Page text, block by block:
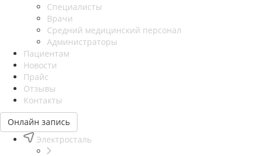
Специалисты
Врачи
Средний медицинский персонал
Администраторы
Пациентам
Новости
Прайс
Отзывы
Контакты
Онлайн запись
Электросталь